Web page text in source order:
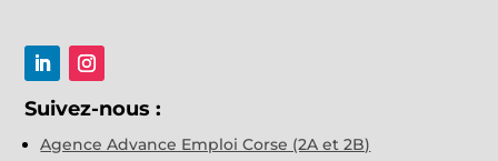
Suivez-nous :
Agence Advance Emploi Corse (2A et 2B)